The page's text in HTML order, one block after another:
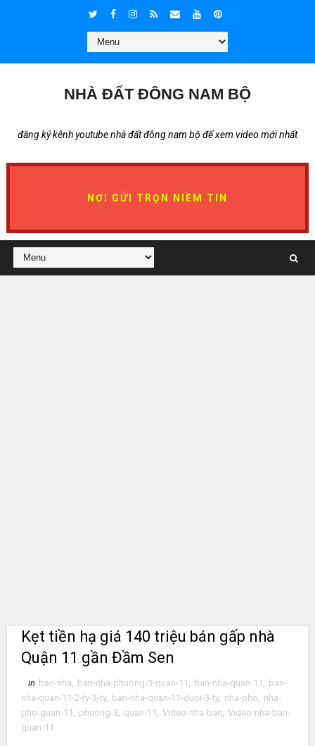
NHÀ ĐẤT ĐÔNG NAM BỘ
đăng ký kênh youtube nhà đất đông nam bộ để xem video mới nhất
NƠI GỬI TRỌN NIỀM TIN
Kẹt tiền hạ giá 140 triệu bán gấp nhà
Quận 11 gần Đầm Sen
in ban-nha, ban-nha-phuong-3-quan-11 , ban-nha-quan-11 , ban-
nha-quan-11-2-ty-3-ty, ban-nha-quan-11-duoi-3-ty, nha-pho, nha-
pho-quan-11 , phuong-3, quan-11 , Video-nha-ban, Video-nha-ban-
quan-11